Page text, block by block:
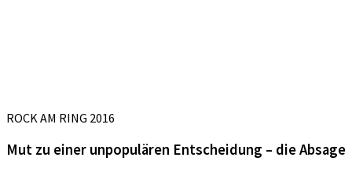
ROCK AM RING 2016
Mut zu einer unpopulären Entscheidung – die Absage